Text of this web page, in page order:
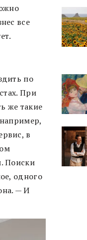
все
по
При
же такие
в
Поиски
одного
— И